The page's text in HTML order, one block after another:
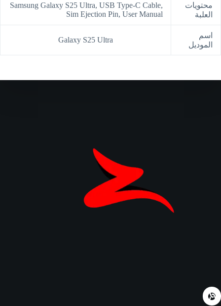
محتويات
العلبة
Samsung Galaxy S25 Ultra, USB Type-C Cable,
Sim Ejection Pin, User Manual
اسم
الموديل
Galaxy S25 Ultra